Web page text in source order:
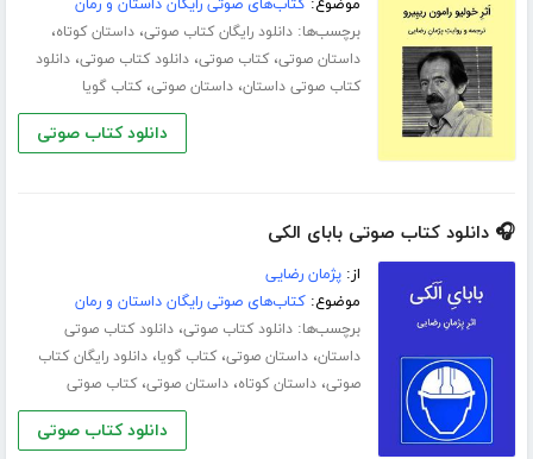
موضوع:کتاب‌های صوتی رایگان داستان و رمان
برچسب‌ها:دانلود رایگان کتاب صوتی،داستان کوتاه،
داستان صوتی،کتاب صوتی،دانلود کتاب صوتی،دانلود
کتاب صوتی داستان،داستان صوتی،کتاب گویا
دانلود کتاب صوتی
🎧 دانلود کتاب صوتی بابای الکی
از:پژمان رضایی
موضوع:کتاب‌های صوتی رایگان داستان و رمان
برچسب‌ها:دانلود کتاب صوتی،دانلود کتاب صوتی
داستان،داستان صوتی،کتاب گویا،دانلود رایگان کتاب
صوتی،داستان کوتاه،داستان صوتی،کتاب صوتی
دانلود کتاب صوتی